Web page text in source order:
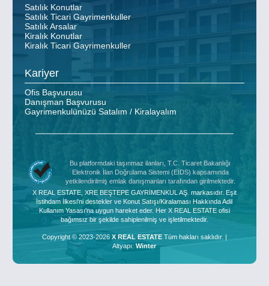
Satılık Konutlar
Satılık Ticari Gayrimenkuller
Satılık Arsalar
Kiralık Konutlar
Kiralık Ticari Gayrimenkuller
Kariyer
Ofis Başvurusu
Danışman Başvurusu
Gayrimenkulünüzü Satalım / Kiralayalım
Bu platformdaki taşınmaz ilanları, T.C. Ticaret Bakanlığı
Elektronik İlan Doğrulama Sistemi (EİDS) kapsamında
yetkilendirilmiş emlak danışmanları tarafından girilmektedir.
X REAL ESTATE, XRE BEŞTEPE GAYRİMENKUL AŞ. markasıdır. Eşit
İstihdam İlkesi'ni destekler ve Konut Satışı/Kiralaması Hakkında Adil
Kullanım Yasası'na uygun hareket eder. Her X REAL ESTATE ofisi
bağımsız bir şekilde sahiplenilmiş ve işletilmektedir.
Copyright © 2023-2026X REAL ESTATETüm hakları saklıdır. |
Altyapı:Winter